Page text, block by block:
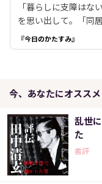
「暮らしに支障はな
を思い出して。「同
『今日のかたすみ』
今、あなたにオススメ
乱世
た
書評